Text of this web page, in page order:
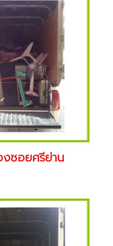
ซอยศรีย่าน